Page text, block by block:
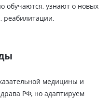
обучаются, узнают о новых
реабилитации,
медицины и
РФ, но адаптируем